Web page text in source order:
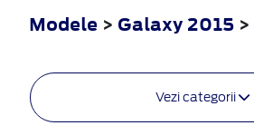
Modele > Galaxy 2015 >
Vezi categorii